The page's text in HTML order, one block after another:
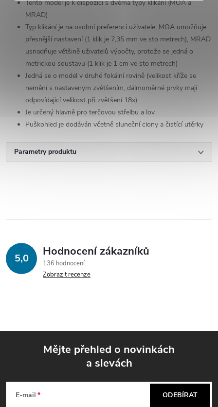
Tento model je k dispozici s dvěma typy klikání (MOA a
MRAD)
Typ klikání je na osobní preferenci uživatele, MOA umožňuje
přesnější nastavení (1 klik je 7,35 mm ve sto metrech), MRAD
usnadňuje většině uživatelů výpočty, protože se jedná o
metrickou soustavu (1 klik je 1 cm ve sto metrech)
Jedná se o model v druhé fokální rovině (velikost kříže se
nemění s nastaveným zvětšením, dálmoměrné prvky mají
odpovídající velikost při zvětšení 18x)
Je určený hlavně pro terčovou střelbu a lov
Puškohled je dodáván včetně sluneční clony a čistící utěrky
Parametry produktu
5,0 Hodnocení zákazníků
136 hodnocení
Zobrazit recenze
Mějte přehled o novinkách
a slevách
E-mail ODEBÍRAT